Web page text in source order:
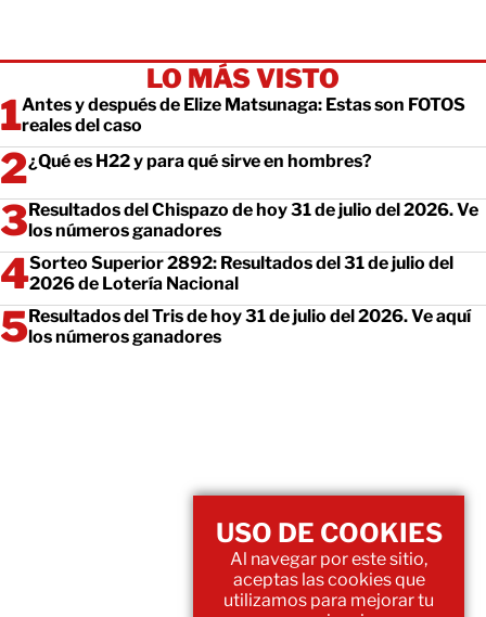
LO MÁS VISTO
Antes y después de Elize Matsunaga: Estas son FOTOS
reales del caso
¿Qué es H22 y para qué sirve en hombres?
Resultados del Chispazo de hoy 31 de julio del 2026. Ve
los números ganadores
Sorteo Superior 2892: Resultados del 31 de julio del
2026 de Lotería Nacional
Resultados del Tris de hoy 31 de julio del 2026. Ve aquí
los números ganadores
USO DE COOKIES
Al navegar por este sitio,
aceptas las cookies que
utilizamos para mejorar tu